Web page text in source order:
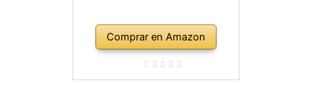
Comprar en Amazon